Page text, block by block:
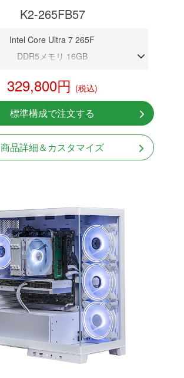
K2-265FB57
Intel Core Ultra 7 265F
DDR5メモリ 16GB
NVMeSSD 1TB
無線LAN Bluetooth対応
Windows11 Home 64bit
329,800円 (税込)
標準構成で注文する
商品詳細＆カスタマイズ